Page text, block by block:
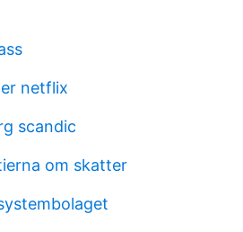
netflix
scandic
om skatter